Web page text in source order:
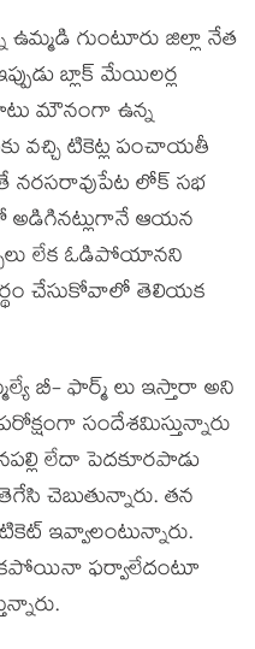
ఉమ్మడి గుంటూరు జిల్లా నేత
బ్లాక్ మేయిలర్ల
మౌనంగా ఉన్న
వచ్చి టికెట్ల పంచాయతీ
నరసరావుపేట లోక్ సభ
అడిగినట్లుగానే ఆయన
లేక ఓడిపోయానని
చేసుకోవాలో తెలియక
బీ- ఫార్మ్ లు ఇస్తారా అని
సందేశమిస్తున్నారు
లేదా పెదకూరపాడు
చెబుతున్నారు. తన
ఇవ్వాలంటున్నారు.
ఫర్వాలేదంటూ